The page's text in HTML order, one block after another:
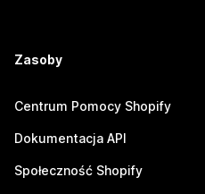
Zasoby
Centrum Pomocy Shopify
Dokumentacja API
Społeczność Shopify